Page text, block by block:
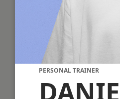
PERSONAL TRAINER